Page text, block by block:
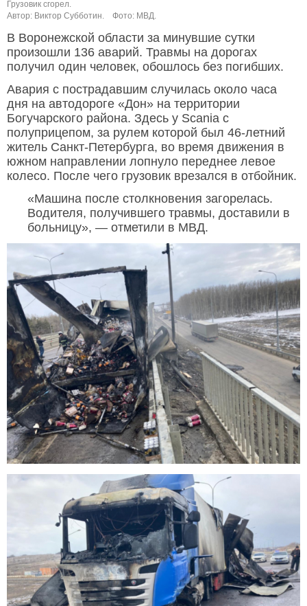
Грузовик сгорел.
Автор: Виктор Субботин.
Фото: МВД.
В Воронежской области за минувшие сутки
произошли 136 аварий. Травмы на дорогах
получил один человек, обошлось без погибших.
Авария с пострадавшим случилась около часа
дня на автодороге «Дон» на территории
Богучарского района. Здесь у Scania с
полуприцепом, за рулем которой был 46-летний
житель Санкт-Петербурга, во время движения в
южном направлении лопнуло переднее левое
колесо. После чего грузовик врезался в отбойник.
«Машина после столкновения загорелась.
Водителя, получившего травмы, доставили в
больницу», — отметили в МВД.